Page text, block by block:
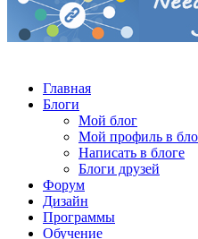
Главная
Блоги
Мой блог
Мой профиль в
Написать в блоге
Блоги друзей
Форум
Дизайн
Программы
Обучение